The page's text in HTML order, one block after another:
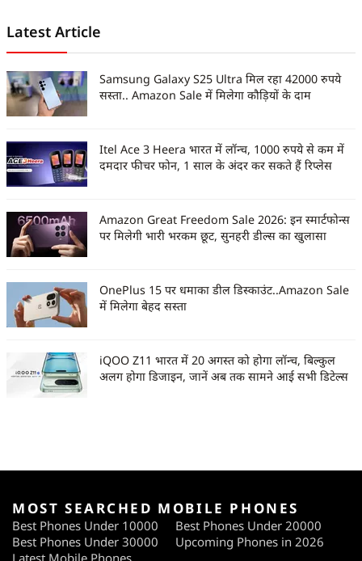
Latest Article
Samsung Galaxy S25 Ultra मिल रहा 42000 रुपये
सस्ता.. Amazon Sale में मिलेगा कौड़ियों के दाम
Itel Ace 3 Heera भारत में लॉन्च, 1000 रुपये से कम में
दमदार फीचर फोन, 1 साल के अंदर कर सकते हैं रिप्लेस
Amazon Great Freedom Sale 2026: इन स्मार्टफोन्स
पर मिलेगी भारी भरकम छूट, सुनहरी डील्स का खुलासा
OnePlus 15 पर धमाका डील डिस्काउंट..Amazon Sale
में मिलेगा बेहद सस्ता
iQOO Z11 भारत में 20 अगस्त को होगा लॉन्च, बिल्कुल
अलग होगा डिजाइन, जानें अब तक सामने आई सभी डिटेल्स
MOST SEARCHED MOBILE PHONES
Best Phones Under 10000
Best Phones Under 20000
Best Phones Under 30000
Upcoming Phones in 2026
Latest Mobile Phones